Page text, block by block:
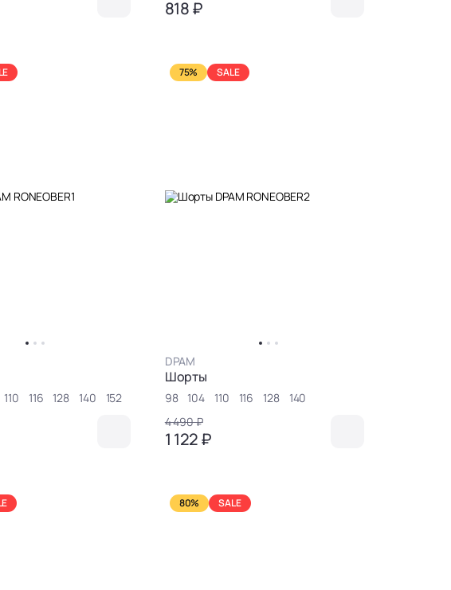
818 ₽
110 116 128 140
152
75% SALE
DPAM
Шорты
98 104 110 116 128
140
4 490 ₽
1 122 ₽
80% SALE